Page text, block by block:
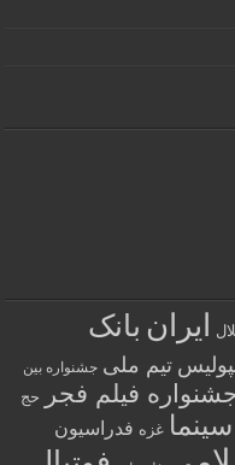
ایران بانک
تیم ملی جشنواره بین
فیلم فجر
حج
سینما غزه فدراسیون